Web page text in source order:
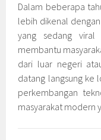
Dalam beberapa
lebih dikenal
yang sedang viral
membantu
dari luar negeri
datang langsung ke
perkembangan
masyarakat modern